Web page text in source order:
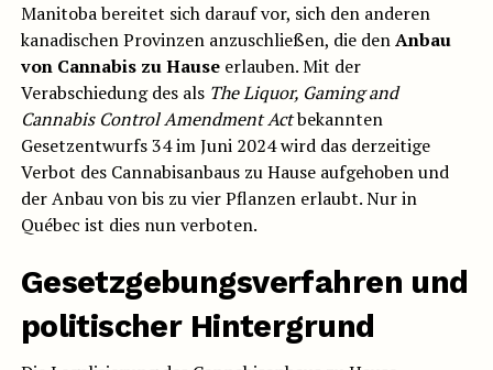
Manitoba bereitet sich darauf vor, sich den anderen
kanadischen Provinzen anzuschließen, die denAnbau
von Cannabis zu Hauseerlauben. Mit der
Verabschiedung des alsThe Liquor, Gaming and
Cannabis Control Amendment Actbekannten
Gesetzentwurfs 34 im Juni 2024 wird das derzeitige
Verbot des Cannabisanbaus zu Hause aufgehoben und
der Anbau von bis zu vier Pflanzen erlaubt. Nur in
Québec ist dies nun verboten.
Gesetzgebungsverfahren und
politischer Hintergrund